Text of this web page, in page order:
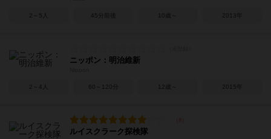
2～5人 45分前後 10歳～ 2013年
ニッポン：明治維新
2～4人 60～120分 12歳～ 2015年
ルイスクラーク探検隊